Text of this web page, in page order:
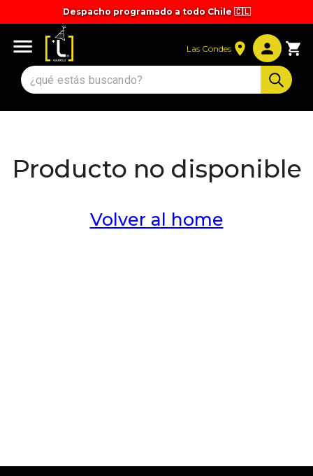
Despacho programado a todo Chile 🇨🇱
Tiempos y valores de despacho 🚚
Las Condes
Producto no disponible
Volver al home